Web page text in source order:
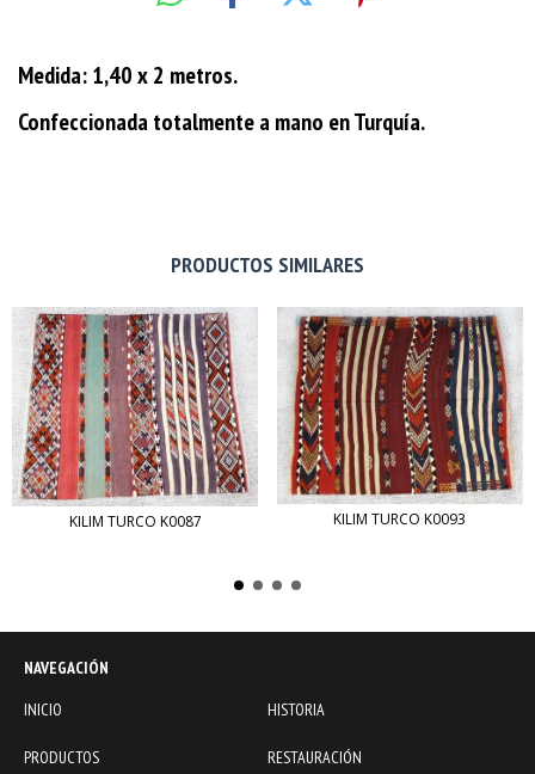
Medida: 1,40 x 2 metros.
Confeccionada totalmente a mano en Turquía.
PRODUCTOS SIMILARES
KILIM TURCO K0087 KILIM TURCO K0093
NAVEGACIÓN
INICIO
HISTORIA
PRODUCTOS RESTAURACIÓN